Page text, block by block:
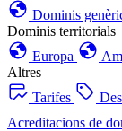
Dominis
Dominis territorials
Europa
Altres
Tarifes
Acreditacions de